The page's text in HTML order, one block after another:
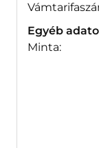
Egyéb
Minta: